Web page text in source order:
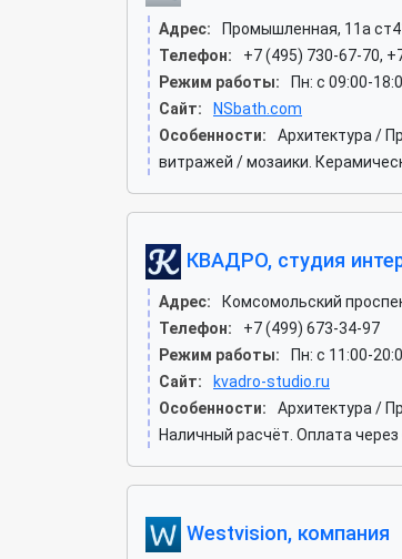
Адрес:
Промышленная, 11а
Телефон:
+7 (495) 730-67-70,
Режим работы:
Пн: c 09:00-
Сайт:
NSbath.com
Особенности:
Архитектура /
витражей / мозаики.
КВАДРО, студия
Адрес:
Комсомольский
Телефон:
+7 (499) 673-34-97
Режим работы:
Пн: c 11:00-
Сайт:
kvadro-studio.ru
Особенности:
Архитектура /
Наличный расчёт. Оплата через
Westvision, компания